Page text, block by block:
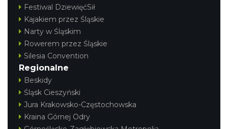
Festiwal DziewięćSił
Kajakiem przez Śląskie
Narty w Śląskim
Rowerem przez Śląskie
Silesia Convention
Regionalne
Beskidy
Śląsk Cieszyński
Jura Krakowsko-Częstochowska
Kraina Górnej Odry